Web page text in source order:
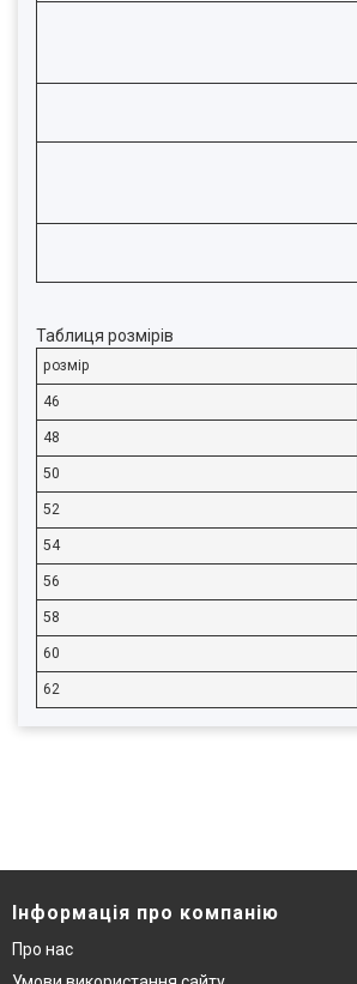
Таблиця розмірів
розмір
46
48
50
52
54
56
58
60
62
Інформація про компанію
Про нас